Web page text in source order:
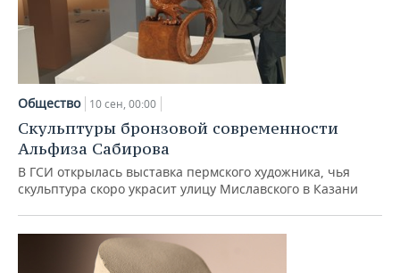
Общество 10 сен, 00:00
Скульптуры бронзовой современности
Альфиза Сабирова
В ГСИ открылась выставка пермского художника, чья
скульптура скоро украсит улицу Миславского в Казани